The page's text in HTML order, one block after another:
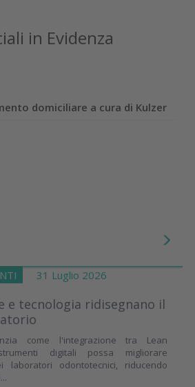
in Evidenza
domiciliare a cura di Kulzer
31 Luglio 2026
e tecnologia ridisegnano il
come l'integrazione tra Lean
digitali possa migliorare
laboratori odontotecnici, riducendo